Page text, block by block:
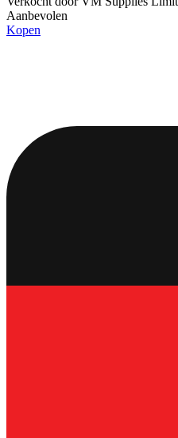
Aanbevolen
Kopen